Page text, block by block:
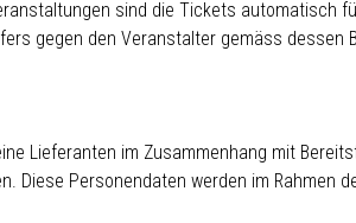
sind die Tickets automatisch
gegen den Veranstalter gemäss dessen
Lieferanten im Zusammenhang mit
Diese Personendaten werden im Rahmen